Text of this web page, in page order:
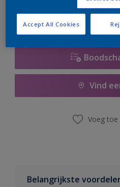
Vind
Voeg toe
Belangrijkste
Accept All Cookies